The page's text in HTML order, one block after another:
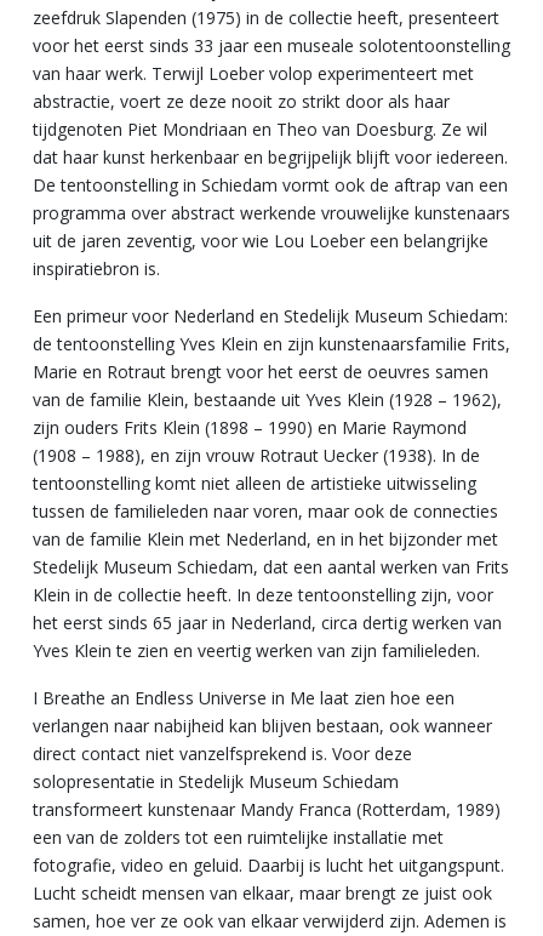
zeefdruk Slapenden (1975) in de collectie heeft, presenteert
voor het eerst sinds 33 jaar een museale solotentoonstelling
van haar werk. Terwijl Loeber volop experimenteert met
abstractie, voert ze deze nooit zo strikt door als haar
tijdgenoten Piet Mondriaan en Theo van Doesburg. Ze wil
dat haar kunst herkenbaar en begrijpelijk blijft voor iedereen.
De tentoonstelling in Schiedam vormt ook de aftrap van een
programma over abstract werkende vrouwelijke kunstenaars
uit de jaren zeventig, voor wie Lou Loeber een belangrijke
inspiratiebron is.
Een primeur voor Nederland en Stedelijk Museum Schiedam:
de tentoonstelling Yves Klein en zijn kunstenaarsfamilie Frits,
Marie en Rotraut brengt voor het eerst de oeuvres samen
van de familie Klein, bestaande uit Yves Klein (1928 – 1962),
zijn ouders Frits Klein (1898 – 1990) en Marie Raymond
(1908 – 1988), en zijn vrouw Rotraut Uecker (1938). In de
tentoonstelling komt niet alleen de artistieke uitwisseling
tussen de familieleden naar voren, maar ook de connecties
van de familie Klein met Nederland, en in het bijzonder met
Stedelijk Museum Schiedam, dat een aantal werken van Frits
Klein in de collectie heeft. In deze tentoonstelling zijn, voor
het eerst sinds 65 jaar in Nederland, circa dertig werken van
Yves Klein te zien en veertig werken van zijn familieleden.
I Breathe an Endless Universe in Me laat zien hoe een
verlangen naar nabijheid kan blijven bestaan, ook wanneer
direct contact niet vanzelfsprekend is. Voor deze
solopresentatie in Stedelijk Museum Schiedam
transformeert kunstenaar Mandy Franca (Rotterdam, 1989)
een van de zolders tot een ruimtelijke installatie met
fotografie, video en geluid. Daarbij is lucht het uitgangspunt.
Lucht scheidt mensen van elkaar, maar brengt ze juist ook
samen, hoe ver ze ook van elkaar verwijderd zijn. Ademen is